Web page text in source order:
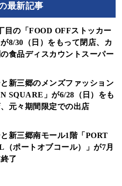
最新記事
目の「FOOD OFFストッカー
8/30（日）をもって閉店、カ
食品ディスカウントスーパー
新三郷のメンズファッション
SQUARE」が6/28（日）をも
元々期間限定での出店
新三郷南モール1階「PORT
（ポートオブコール）」が7月
了